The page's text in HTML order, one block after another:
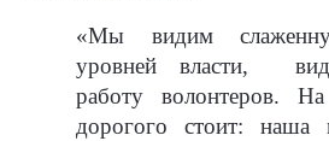
«Мы видим
уровней власти,
работу волонтеров.
дорогого стоит: наша